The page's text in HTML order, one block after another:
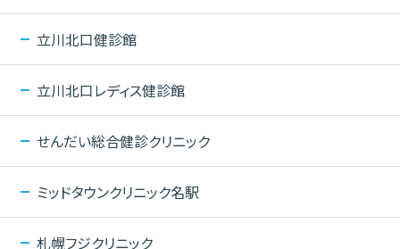
立川北口健診館
立川北口レディス健診館
せんだい総合健診クリニック
ミッドタウンクリニック名駅
札幌フジクリニック